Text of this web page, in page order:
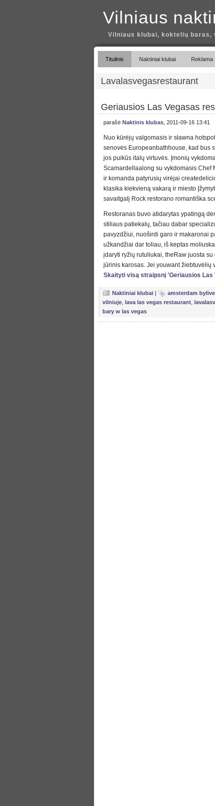
Vilniaus
Vilniaus klubai, koktelių
Titulinis Naktiniai klubai Reklama
Lavalasvegasrestaurant
Geriausios Las Vegasas
parašė Naktinis klubas , 2011-09-16 13:41
Nuo kūrėjų valgomasis ir sławna
senovės Europeanbathhouse, kad bus
jos puikūs italų virtuvės. Įmonių
Scamardellaalong su vykdomasis Chef
ir komanda patyrusių virėjai
klasika kiekvieną vakarą ir miesto
savaitgalį Rock restorano romantiška
Restoranas buvo atidarytas ypatingą
stiliaus patiekalų, tačiau dabar
pavyzdžiui, nuoširdi garo ir makaronai
užkandžiai dar toliau, iš keptas
įdaryti ryžių rutuliukai, theRaw juosta
jūrinis karosas. Jei youwant žiebtuvėlių
Skaityti visą straipsnį 'Geriausios Las
Naktiniai klubai | amsterdam
vilniuje lava las vegas restaurant
bary w las vegas